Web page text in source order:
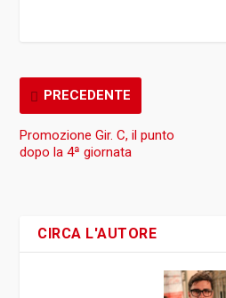
PRECEDENTE
Promozione Gir. C, il punto
dopo la 4ª giornata
CIRCA L'AUTORE